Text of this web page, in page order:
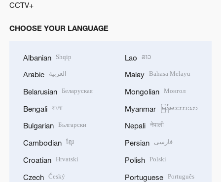
CCTV+
CHOOSE YOUR LANGUAGE
Albanian Shqip
Arabic العربية
Belarusian Беларуская
Bengali বাংলা
Bulgarian Български
Cambodian ខ្មែរ
Croatian Hrvatski
Czech Český
Lao ລາວ
Malay Bahasa Melayu
Mongolian Монгол
Myanmar မြန်မာဘာသာ
Nepali नेपाली
Persian فارسی
Polish Polski
Portuguese Português